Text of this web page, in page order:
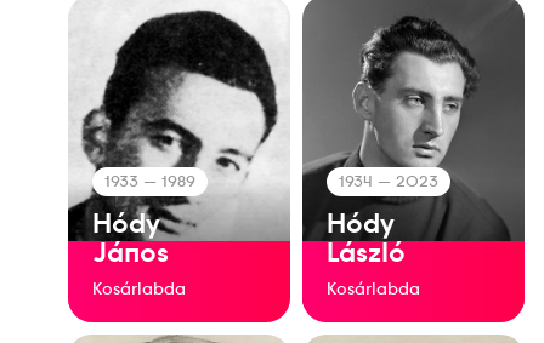
1933 — 1989
Hódy
János
Kosárlabda
1934 — 2023
Hódy
László
Kosárlabda